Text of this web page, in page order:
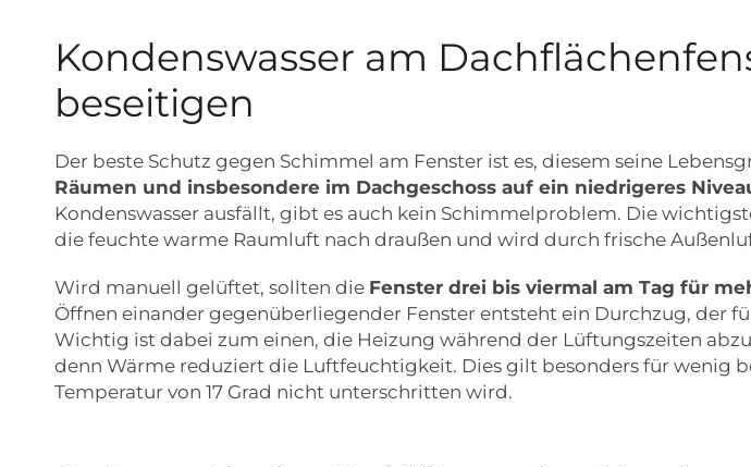
Kondenswasser am
beseitigen
Der beste Schutz gegen Schimmel am Fenster ist es, diesem seine
Räumen und insbesondere im Dachgeschoss auf ein niedrigeres
Kondenswasser ausfällt, gibt es auch kein Schimmelproblem. Die
die feuchte warme Raumluft nach draußen und wird durch frische
Wird manuell gelüftet, sollten die Fenster drei bis viermal am Tag für
Öffnen einander gegenüberliegender Fenster entsteht ein Durchzug, der
Wichtig ist dabei zum einen, die Heizung während der Lüftungszeiten
denn Wärme reduziert die Luftfeuchtigkeit. Dies gilt besonders für wenig
Temperatur von 17 Grad nicht unterschritten wird.